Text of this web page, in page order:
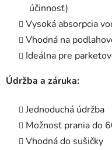
účinnosť)
Vysoká absorpcia
Vhodná na
Ideálna pre
Údržba a záruka:
Jednoduchá údržba
Možnosť prania do
Vhodná do sušičky